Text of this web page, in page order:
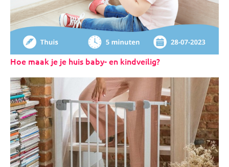
Hoe maak je je huis baby- en kindveilig?